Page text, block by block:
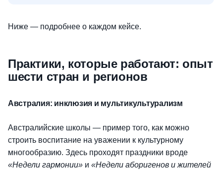
Ниже — подробнее о каждом кейсе.
Практики, которые работают: опыт
шести стран и регионов
Австралия: инклюзия и мультикультурализм
Австралийские школы — пример того, как можно
строить воспитание на уважении к культурному
многообразию. Здесь проходят праздники вроде
«Недели гармонии» и «Недели аборигенов и жителей